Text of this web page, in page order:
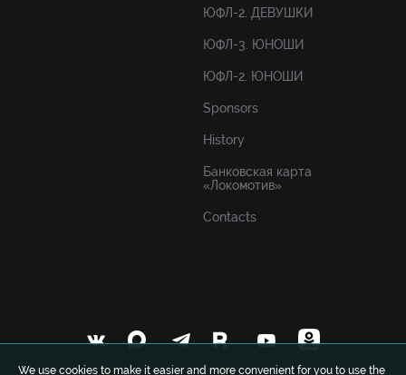
We use cookies to make it easier and more convenient for you to use the
ЮФЛ-2. ДЕВУШКИ
ЮФЛ-3. ЮНОШИ
ЮФЛ-2. ЮНОШИ
Sponsors
History
Банковская карта
«Локомотив»
Contacts